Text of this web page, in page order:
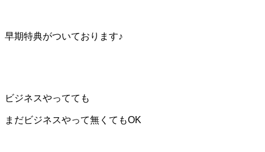
早期特典がついております♪
ビジネスやってても
まだビジネスやって無くてもOK